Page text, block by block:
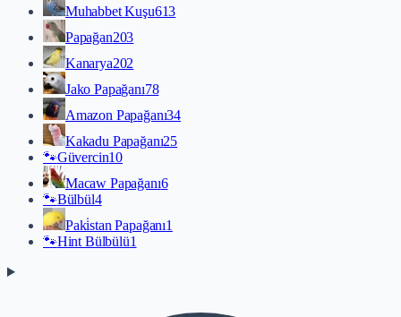
Muhabbet Kuşu613
Papağan203
Kanarya202
Jako Papağanı78
Amazon Papağanı34
Kakadu Papağanı25
🐾Güvercin10
Macaw Papağanı6
🐾Bülbül4
Paki̇stan Papağanı1
🐾Hint Bülbülü1